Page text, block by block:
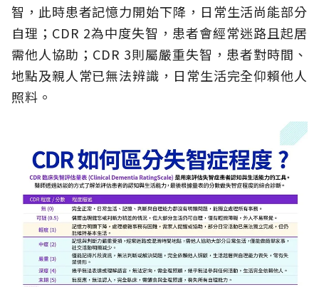
智，此時患者記憶力開始下降，日常生活尚能部分
自理；CDR 2為中度失智，患者會經常迷路且起居
需他人協助；CDR 3則屬嚴重失智，患者對時間、
地點及親人常已無法辨識，日常生活完全仰賴他人
照料。